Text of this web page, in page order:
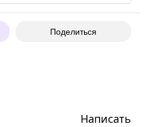
Поделиться
Написать